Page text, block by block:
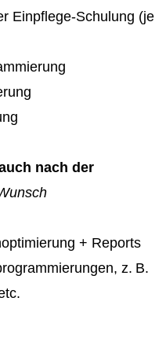
Einpflege-Schulung (je
nach der
+ Reports
z. B.